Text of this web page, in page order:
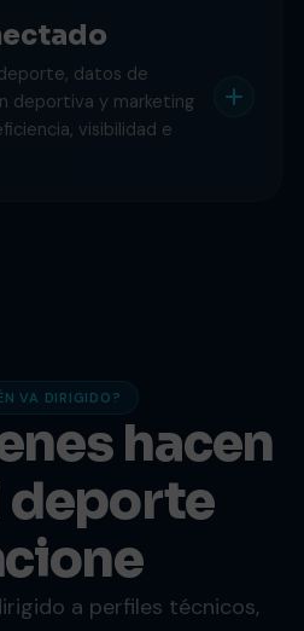
datos de
deportiva y marketing
visibilidad e
VA DIRIGIDO?
hacen
deporte
a perfiles técnicos,